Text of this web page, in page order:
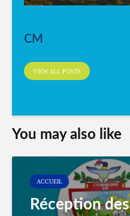
CM
VIEW ALL POSTS
You may also like
ACCUEIL
Réception